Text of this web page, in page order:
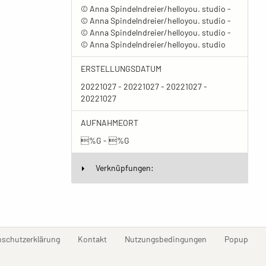
© Anna Spindelndreier/helloyou. studio -
© Anna Spindelndreier/helloyou. studio -
© Anna Spindelndreier/helloyou. studio -
© Anna Spindelndreier/helloyou. studio
ERSTELLUNGSDATUM
20221027 - 20221027 - 20221027 -
20221027
AUFNAHMEORT
%G - %G
Verknüpfungen:
(current)Kontakt(current)Nutzungsbedingungen (current)Popup